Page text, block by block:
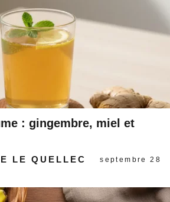
: gingembre, miel et
LE QUELLEC septembre 28